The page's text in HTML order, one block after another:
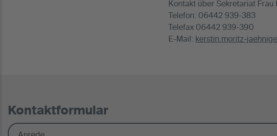
Kontakt über Sekretariat
Telefon: 06442 939-383
Telefax 06442 939-390
E-Mail: kerstin.moritz-
Kontaktformular